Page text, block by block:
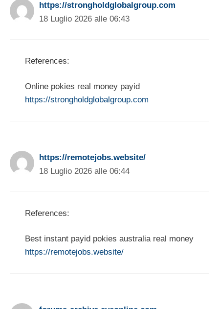
https://strongholdglobalgroup.com
18 Luglio 2026 alle 06:43
References:
Online pokies real money payid
https://strongholdglobalgroup.com
https://remotejobs.website/
18 Luglio 2026 alle 06:44
References:
Best instant payid pokies australia real money
https://remotejobs.website/